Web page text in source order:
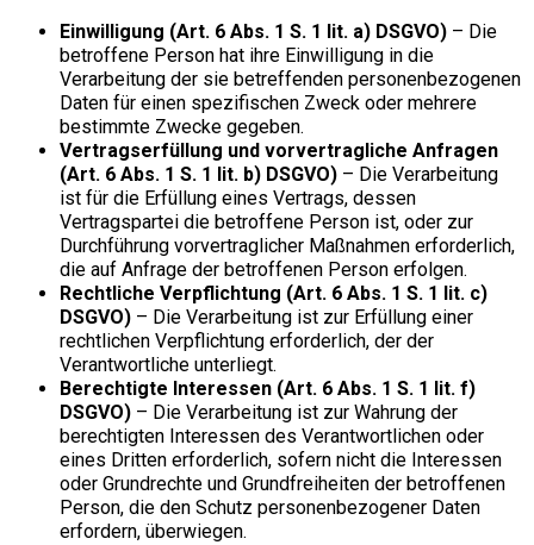
Einwilligung (Art. 6 Abs. 1 S. 1 lit. a) DSGVO) – Die
betroffene Person hat ihre Einwilligung in die
Verarbeitung der sie betreffenden personenbezogenen
Daten für einen spezifischen Zweck oder mehrere
bestimmte Zwecke gegeben.
Vertragserfüllung und vorvertragliche Anfragen
(Art. 6 Abs. 1 S. 1 lit. b) DSGVO) – Die Verarbeitung
ist für die Erfüllung eines Vertrags, dessen
Vertragspartei die betroffene Person ist, oder zur
Durchführung vorvertraglicher Maßnahmen erforderlich,
die auf Anfrage der betroffenen Person erfolgen.
Rechtliche Verpflichtung (Art. 6 Abs. 1 S. 1 lit. c)
DSGVO) – Die Verarbeitung ist zur Erfüllung einer
rechtlichen Verpflichtung erforderlich, der der
Verantwortliche unterliegt.
Berechtigte Interessen (Art. 6 Abs. 1 S. 1 lit. f)
DSGVO) – Die Verarbeitung ist zur Wahrung der
berechtigten Interessen des Verantwortlichen oder
eines Dritten erforderlich, sofern nicht die Interessen
oder Grundrechte und Grundfreiheiten der betroffenen
Person, die den Schutz personenbezogener Daten
erfordern, überwiegen.